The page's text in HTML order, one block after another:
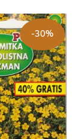
-30%